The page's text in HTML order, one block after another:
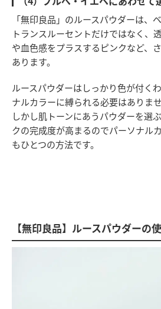
「無印良品」のルースパウダーは、
トランスルーセントだけではなく、
や血色感をプラスするピンクなど、
あります。
ルースパウダーはしっかり色が付く
ナルカラーに縛られる必要はありませ
しかし肌トーンにあうパウダーを選
クの完成度が高まるのでパーソナル
もひとつの方法です。
【無印良品】ルースパウダーの